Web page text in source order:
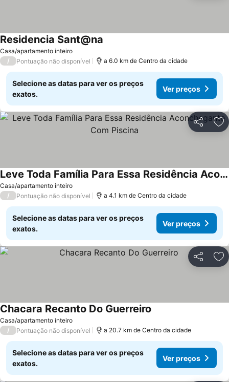
Casa/apartamento inteiro
Residencia Sant@na
/ Pontuação não disponível a 6.0 km de Centro da cidade
Selecione as datas para ver os preços
exatos.
Ver preços
Partilhar
Casa/apartamento inteiro
Leve Toda Família Para Essa Residência Aconchegante Com Piscina
/ Pontuação não disponível a 4.1 km de Centro da cidade
Selecione as datas para ver os preços
exatos.
Ver preços
Partilhar
Casa/apartamento inteiro
Chacara Recanto Do Guerreiro
/ Pontuação não disponível a 20.7 km de Centro da cidade
Selecione as datas para ver os preços
exatos.
Ver preços